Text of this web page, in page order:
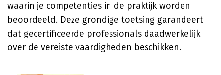
waarin je competenties in de praktijk worden
beoordeeld. Deze grondige toetsing garandeert
dat gecertificeerde professionals daadwerkelijk
over de vereiste vaardigheden beschikken.